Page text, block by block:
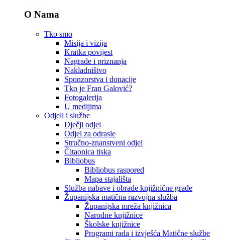
O Nama
Tko smo
Misija i vizija
Kratka povijest
Nagrade i priznanja
Nakladništvo
Sponzorstva i donacije
Tko je Fran Galović?
Fotogalerija
U medijima
Odjeli i službe
Dječji odjel
Odjel za odrasle
Stručno-znanstveni odjel
Čitaonica tiska
Bibliobus
Bibliobus raspored
Mapa stajališta
Služba nabave i obrade knjižnične građe
Županijska matična razvojna služba
Županijska mreža knjižnica
Narodne knjižnice
Školske knjižnice
Programi rada i izvješća Matične službe